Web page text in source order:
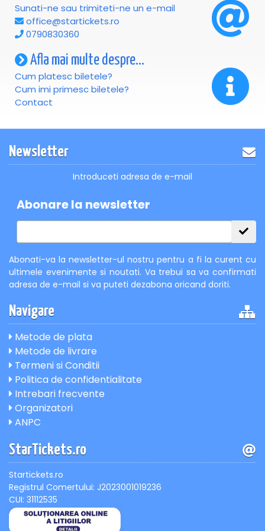
14-16 august 2026 | Platoul Fețeni | Râmnicu Vâlcea
Sunati-ne sau trimiteti-ne un e-mail
office@startickets.ro
0790830360
Afla mai multe despre...
Cum platesc biletele?
Cum imi primesc biletele?
Contact
Newsletter
Introduceti adresa de e-mail
Abonare la newsletter
Abonati-va la newsletter-ul nostru pentru a fi la curent cu
ultimele evenimente si noutati. Va trebui sa va confirmati
adresa de e-mail si va puteti dezabona oricand doriti.
Navigare
Metode de plata
Metode de livrare
Termeni si Conditii
Politica de confidentialitate
Intrebari frecvente
Organizatori
ANPC
StarTickets.ro
Startickets.ro
Registrul Comertului: J2023001019236
CUI: 31112535